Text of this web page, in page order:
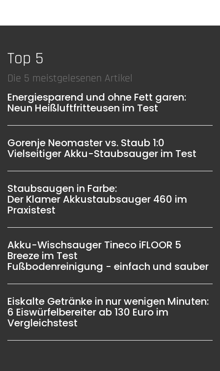
Top 5
Die 5 meistgelesenen Artikel
Energiesparend und ohne Fett garen:
Neun Heißluftfritteusen im Test
Gorenje Neomaster vs. Staub 1:0
Vielseitiger Akku-Staubsauger im Test
Staubsaugen in Farbe:
Der Klamer Akkustaubsauger 460 im
Praxistest
Akku-Wischsauger Tineco iFLOOR 5
Breeze im Test
Fußbodenreinigung - einfach und sauber
Eiskalte Getränke in nur wenigen Minuten:
6 Eiswürfelbereiter ab 130 Euro im
Vergleichstest